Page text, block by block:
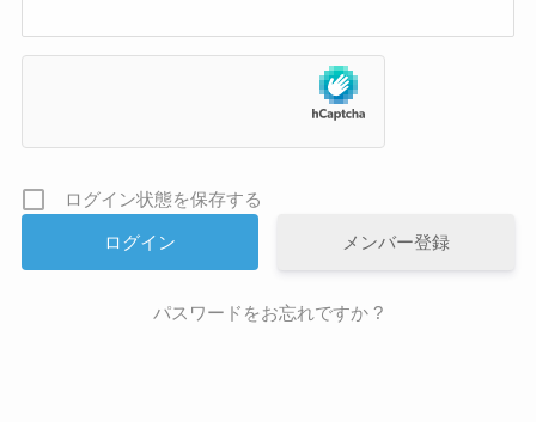
ログイン状態を保存する
メンバー登録
パスワードをお忘れですか ?